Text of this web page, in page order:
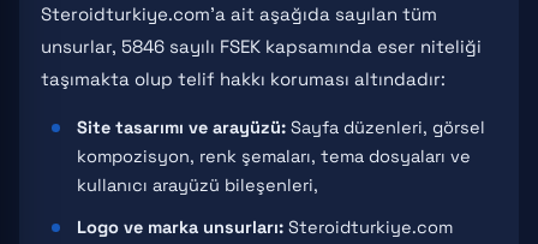
Steroidturkiye.com'a ait aşağıda sayılan tüm
unsurlar, 5846 sayılı FSEK kapsamında eser niteliği
taşımakta olup telif hakkı koruması altındadır:
Site tasarımı ve arayüzü: Sayfa düzenleri, görsel
kompozisyon, renk şemaları, tema dosyaları ve
kullanıcı arayüzü bileşenleri,
Logo ve marka unsurları: Steroidturkiye.com